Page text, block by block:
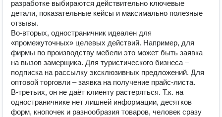
разработке выбираются действительно ключевые
детали, показательные кейсы и максимально полезные
отзывы.
Во-вторых, одностраничник идеален для
«промежуточных» целевых действий. Например, для
фирмы по производству мебели это может быть заявка
на вызов замерщика. Для туристического бизнеса –
подписка на рассылку эксклюзивных предложений. Для
оптовой торговли – заявка на получение прайс-листа.
В-третьих, он не даёт клиенту растеряться. Т.к. на
одностраничнике нет лишней информации, десятков
форм, кнопочек и разнообразия товаров, человек сразу